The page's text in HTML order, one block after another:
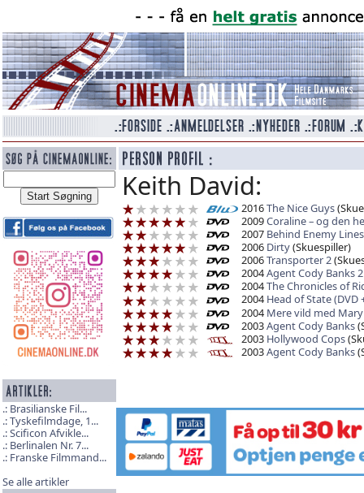
Brasilianske Fil...
Tyskefilmdage, 1...
Scificon Afvikle...
Berlinalen Nr. 7...
Franske Filmmand...
Se alle artikler
Keith David:
2016The Nice Guys
2009Coraline – og den
2007 Behind Enemy
2006 Dirty(Skuespiller)
2006Transporter 2
2004Agent Cody Banks
2004The Chronicles of
2004 Head of State (DVD
2004 Mere vild med Mary
2003Agent Cody Banks
2003 Hollywood Cops
2003Agent Cody Banks